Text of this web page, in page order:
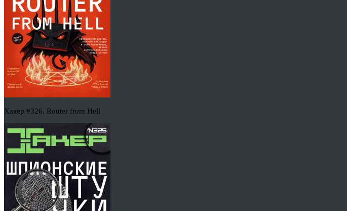
Хакер #326. Router from Hell